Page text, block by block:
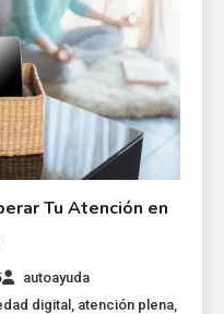
Tu Atención en
autoayuda
digital atención plena